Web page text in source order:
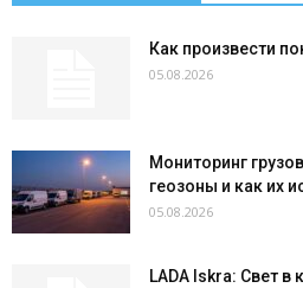
Как произвести
05.08.2026
Мониторинг
геозоны и как их
05.08.2026
LADA Iskra: Свет в